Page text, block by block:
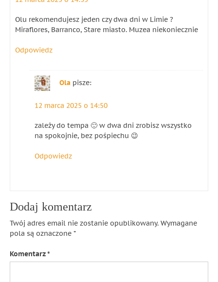
Olu rekomendujesz jeden czy dwa dni w Limie ?
Miraflores, Barranco, Stare miasto. Muzea niekoniecznie
Odpowiedz
Ola pisze:
12 marca 2025 o 14:50
zależy do tempa 🙂 w dwa dni zrobisz wszystko
na spokojnie, bez pośpiechu 😉
Odpowiedz
Dodaj komentarz
Twój adres email nie zostanie opublikowany. Wymagane
pola są oznaczone *
Komentarz*